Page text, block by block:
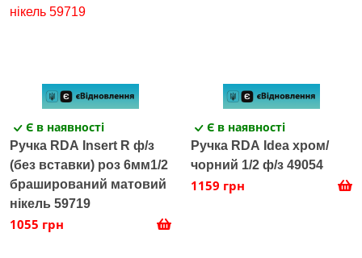
Є в наявності
Ручка RDA Insert R ф/з
(без вставки) роз 6мм1/2
браширований матовий
нікель 59719
1055 грн
Є в наявності
Ручка RDA Idea хром/
чорний 1/2 ф/з 49054
1159 грн